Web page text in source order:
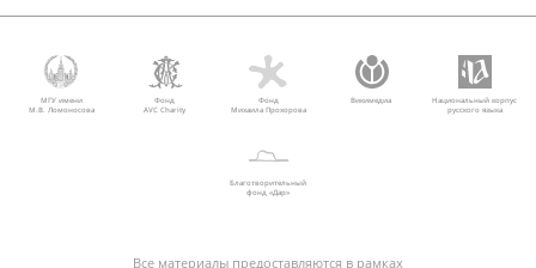
МГУ имени
М.В. Ломоносова
Фонд
AVC Charity
Фонд
Михаила Прохорова
Викимедиа
Национальный корпус
русского языка
Благотворительный
фонд «Дар»
Все материалы предоставляются в рамках